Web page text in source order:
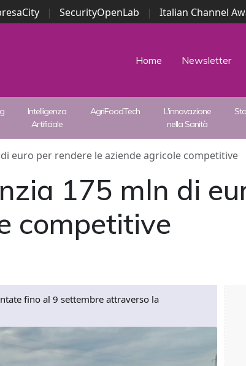
| SecurityOpenLab | Italian Channel
Security Awards | ...
Home Newsletter
Intelligenza
Artificiale
AgriFoodTech
L'innovazione
nella Sanità
euro per rendere le aziende agricole competitive
175 mln di
competitive
fino al 9 settembre attraverso la